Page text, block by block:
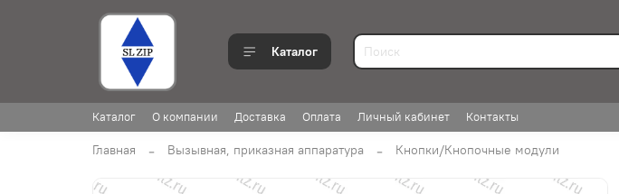
Каталог
Каталог О компании Доставка Оплата Личный кабинет Контакты
Главная Вызывная, приказная аппаратура Кнопки/Кнопочные модули